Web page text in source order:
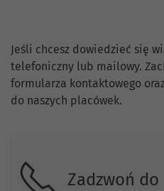
Skontaktuj się z
Jeśli chcesz dowiedzieć się
telefoniczny lub mailowy.
formularza kontaktowego
do naszych placówek.
Zadzwoń do